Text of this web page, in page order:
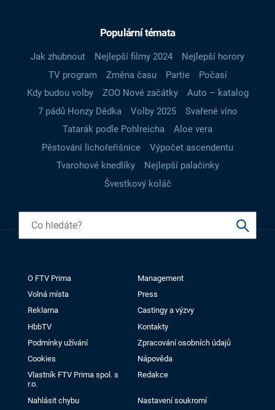
Populární témata
Jak zhubnout Nejlepší filmy 2024
Nejlepší horory
TV program
Změna času Partie
Počasí
Kdy budou volby
ZOO Nové začátky
Auto – katalog
7 pádů Honzy Dědka
Volby 2025
Svařené víno
Tatarák podle Pohlreicha
Aloe vera
Pěstování lichořeřišnice
Výpočet ascendentu
Tvarohové knedlíky
Nejlepší palačinky
Švestkový koláč
O FTV Prima
Management
Volná místa
Press
Reklama
Castingy a výzvy
HbbTV
Kontakty
Podmínky užívání
Zpracování osobních údajů
Cookies
Nápověda
Vlastník FTV Prima spol. s
r.o.
Redakce
Nahlásit chybu Nastavení soukromí